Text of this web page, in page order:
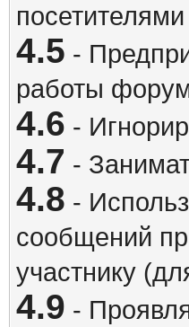
4.5 -
работы
4.6 -
4.7 -
4.8 -
сообщений
участнику
4.9 -